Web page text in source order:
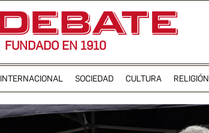
FUNDADO EN 1910
INTERNACIONAL SOCIEDAD CULTURA RELIGIÓN